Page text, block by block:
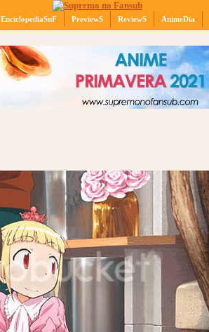
EnciclopediaSnF PreviewS ReviewS AnimeDia